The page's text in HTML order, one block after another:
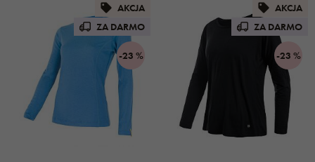
AKCJA
ZA DARMO
-23 %
AKCJA
ZA DARMO
-23 %